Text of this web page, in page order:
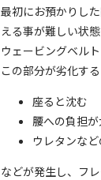
最初にお預かりし
える事が難しい状態
ウェービングベル
この部分が劣化する
座ると沈む
腰への負担
ウレタンな
などが発生し、フ